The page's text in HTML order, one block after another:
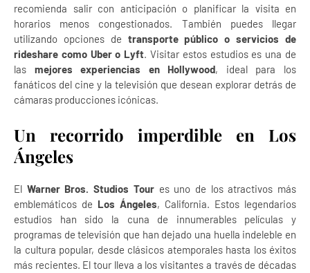
recomienda salir con anticipación o planificar la visita en
horarios menos congestionados. También puedes llegar
utilizando opciones de transporte público o servicios de
rideshare como Uber o Lyft. Visitar estos estudios es una de
las mejores experiencias en Hollywood, ideal para los
fanáticos del cine y la televisión que desean explorar detrás de
cámaras producciones icónicas.
Un recorrido imperdible en Los
Ángeles
El Warner Bros. Studios Toures uno de los atractivos más
emblemáticos de Los Ángeles, California. Estos legendarios
estudios han sido la cuna de innumerables películas y
programas de televisión que han dejado una huella indeleble en
la cultura popular, desde clásicos atemporales hasta los éxitos
más recientes. El tour lleva a los visitantes a través de décadas